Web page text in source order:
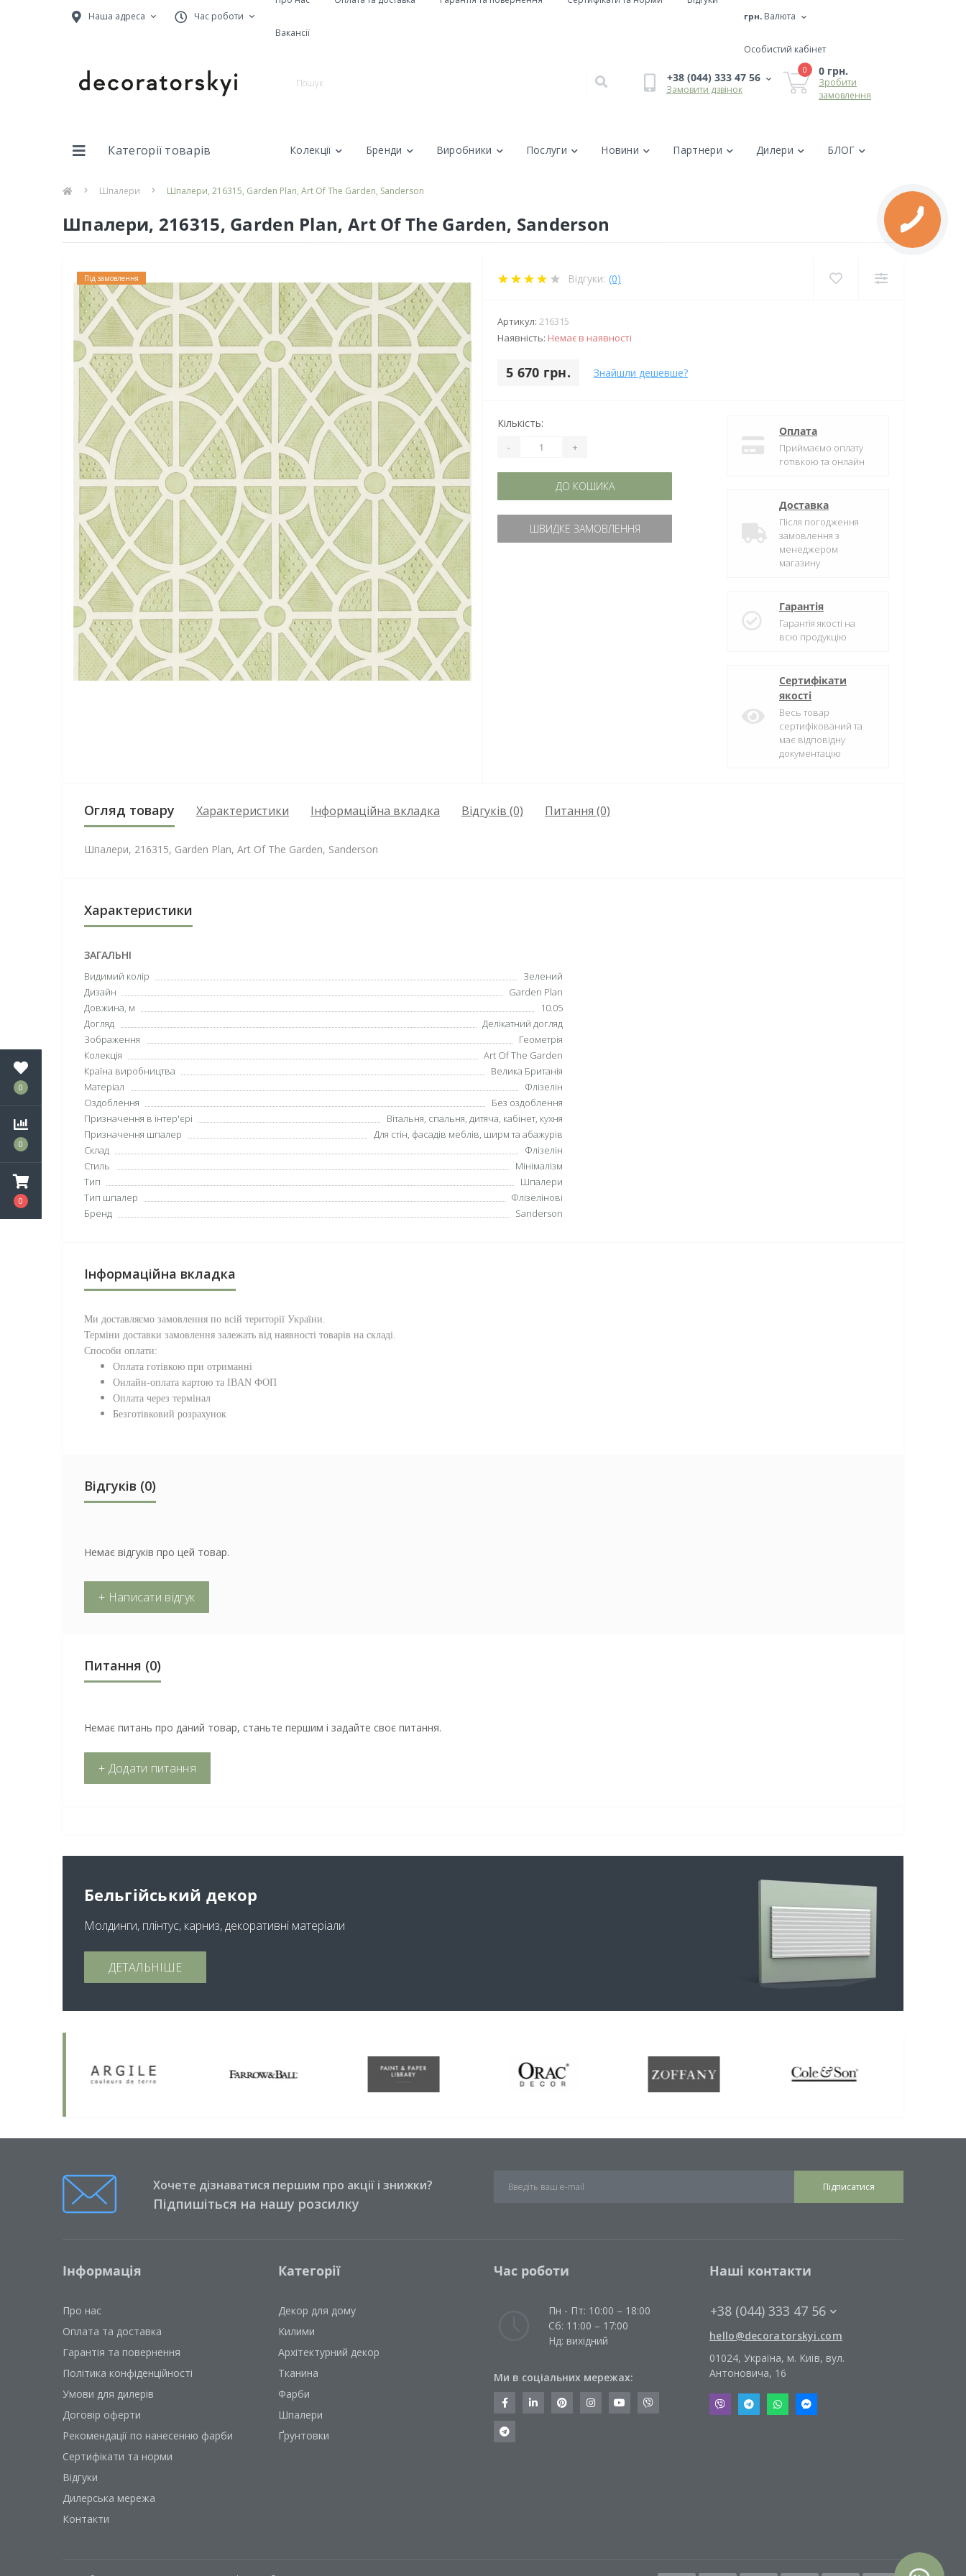
0
0
0
Наша адреса Час роботи
Вакансії
грн. Валюта
Особистий кабінет
+38 (044) 333 47 56
Замовити дзвінок
0 0 грн.
Зробити
замовлення
Категорії товарів Колекції Бренди Виробники Послуги Новини Партнери Дилери БЛОГ
Шпалери Шпалери, 216315, Garden Plan, Art Of The Garden, Sanderson
Шпалери, 216315, Garden Plan, Art Of The Garden, Sanderson
Під замовлення Відгуки: (0)
Артикул: 216315
Наявність: Немає в наявності
5 670 грн. Знайшли дешевше?
Кількість:
- +
ДО КОШИКА
ШВИДКЕ ЗАМОВЛЕННЯ
Оплата
Приймаємо оплату
готівкою та онлайн
Доставка
Після погодження
замовлення з
менеджером
магазину
Гарантія
Гарантія якості на
всю продукцію
Сертифікати
якості
Весь товар
сертифікований та
має відповідну
документацію
Огляд товару Характеристики Інформаційна вкладка Відгуків (0) Питання (0)
Шпалери, 216315, Garden Plan, Art Of The Garden, Sanderson
Характеристики
ЗАГАЛЬНІ
Видимий колір
Зелений
Дизайн
Garden Plan
Довжина, м
10.05
Догляд
Делікатний догляд
Зображення
Геометрія
Колекція
Art Of The Garden
Країна виробництва
Велика Британія
Матеріал
Флізелін
Оздоблення
Без оздоблення
Призначення в інтер'єрі
Вітальня, спальня, дитяча, кабінет, кухня
Призначення шпалер
Для стін, фасадів меблів, ширм та абажурів
Склад
Флізелін
Стиль
Мінімалізм
Тип
Шпалери
Тип шпалер
Флізелінові
Бренд
Sanderson
Інформаційна вкладка
Ми доставляємо замовлення по всій території України.
Терміни доставки замовлення залежать від наявності товарів на складі.
Способи оплати:
Оплата готівкою при отриманні
Онлайн-оплата картою та IBAN ФОП
Оплата через термінал
Безготівковий розрахунок
Відгуків (0)
Немає відгуків про цей товар.
+ Написати відгук
Питання (0)
Немає питань про даний товар, станьте першим і задайте своє питання.
+ Додати питання
Бельгійський декор
Молдинги, плінтус, карниз, декоративні матеріали
ДЕТАЛЬНІШЕ
Хочете дізнаватися першим про акції і знижки?
Підпишіться на нашу розсилку
Підписатися
Інформація
Про нас
Оплата та доставка
Гарантія та повернення
Політика конфіденційності
Умови для дилерів
Договір оферти
Рекомендації по нанесенню фарби
Сертифікати та норми
Відгуки
Дилерська мережа
Контакти
Категорії
Декор для дому
Килими
Архітектурний декор
Тканина
Фарби
Шпалери
Ґрунтовки
Час роботи
Пн - Пт: 10:00 – 18:00
Сб: 11:00 – 17:00
Нд: вихідний
Ми в соціальних мережах:
Наші контакти
+38 (044) 333 47 56
hello@decoratorskyi.com
01024, Україна, м. Київ, вул.
Антоновича, 16